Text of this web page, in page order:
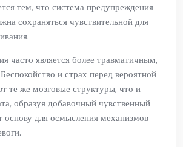
тем, что система предупреждения
сохраняться чувствительной для
часто является более травматичным,
и страх перед вероятной
те же мозговые структуры, что и
образуя добавочный чувственный
основу для осмысления механизмов